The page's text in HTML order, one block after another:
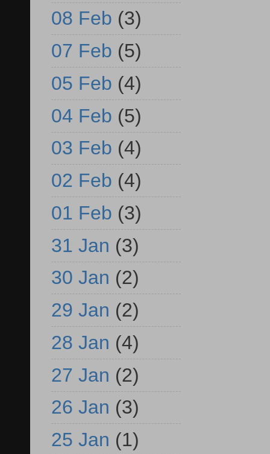
08 Feb (3)
07 Feb (5)
05 Feb (4)
04 Feb (5)
03 Feb (4)
02 Feb (4)
01 Feb (3)
31 Jan (3)
30 Jan (2)
29 Jan (2)
28 Jan (4)
27 Jan (2)
26 Jan (3)
25 Jan (1)